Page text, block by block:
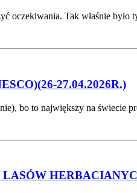
oczekiwania. Tak właśnie
27.04.2026R.)
bo to największy na